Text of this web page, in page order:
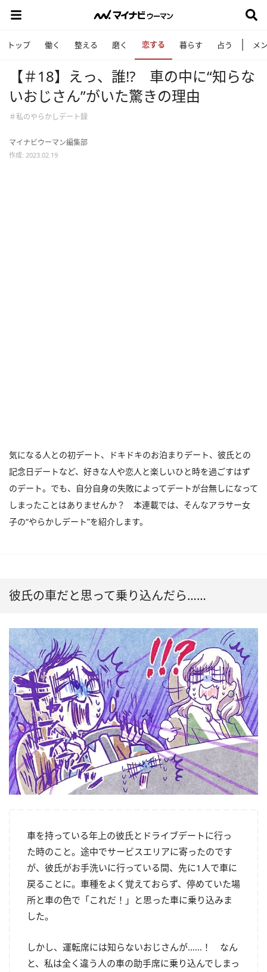
トップ 働く 整える 磨く 恋する 暮らす 占う メ
【＃18】えっ、誰!? 車の中に“知らな
いおじさん”がいた驚きの理由
＃私のやらかしデート録
マイナビウーマン編集部
作成: 2023.02.19
気になる人との初デート、ドキドキのお泊まりデート、彼氏との
記念日デートなど、好きな人や恋人と楽しいひと時を過ごすはず
のデート。でも、自分自身の失敗によってデートが台無しになって
しまったことはありませんか？ 本連載では、そんなアラサー女
子の“やらかしデート”を紹介します。
彼氏の車だと思って乗り込んだら……
車を持っている年上の彼氏とドライブデートに行っ
た時のこと。途中でサービスエリアに寄ったのです
が、彼氏がお手洗いに行っている間、先に1 人で車に
戻ることに。車種をよく覚えておらず、停めていた場
所と車の色で「これだ！」と思った車に乗り込みま
した。
しかし、運転席には知らないおじさんが…… ！ なん
と、私は全く違う人の車の助手席に乗り込んでしまっ